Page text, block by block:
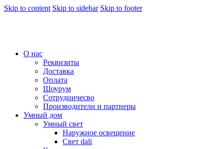
Skip to content Skip to sidebar Skip to footer
О нас
Реквизиты
Доставка
Оплата
Шоурум
Сотрудничесво
Производители и партнеры
Умный дом
Умный свет
Наружное освещение
Свет dali